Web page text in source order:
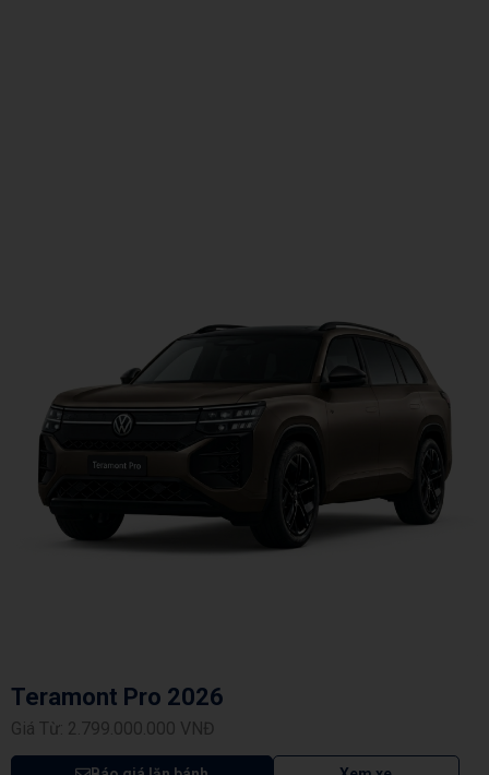
Teramont Pro 2026
Giá Từ: 2.799.000.000 VNĐ